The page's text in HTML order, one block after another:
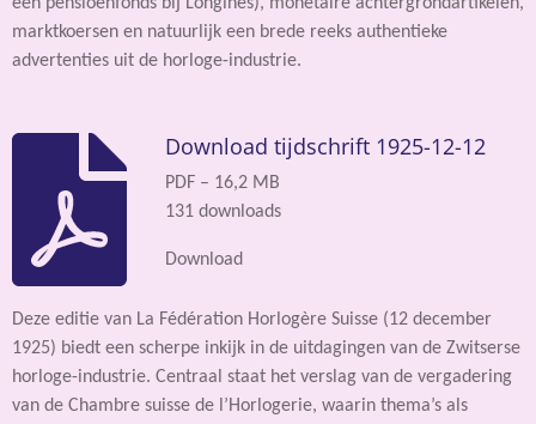
een pensioenfonds bij Longines), monetaire achtergrondartikelen,
marktkoersen en natuurlijk een brede reeks authentieke
advertenties uit de horloge-industrie.
Download tijdschrift 1925-12-12
PDF – 16,2 MB
131 downloads
Download
Deze editie van La Fédération Horlogère Suisse (12 december
1925) biedt een scherpe inkijk in de uitdagingen van de Zwitserse
horloge-industrie. Centraal staat het verslag van de vergadering
van de Chambre suisse de l’Horlogerie, waarin thema’s als